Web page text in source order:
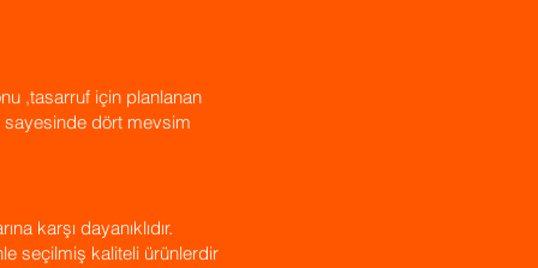
,tasarruf için planlanan
sayesinde dört mevsim
karşı dayanıklıdır.
seçilmiş kaliteli ürünlerdir